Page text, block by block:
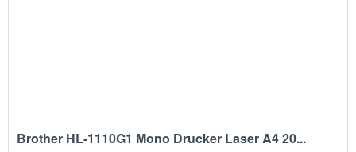
Brother HL-1110G1 Mono Drucker Laser A4 20...